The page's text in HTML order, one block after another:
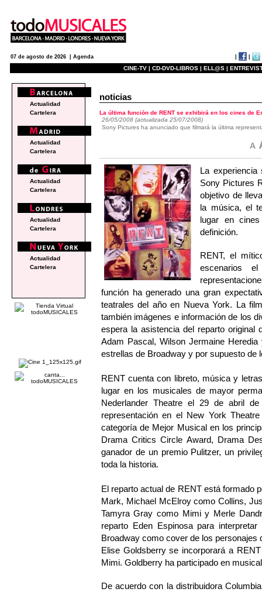
07 de agosto de 2026 | Agenda
CINE-TV | CD-DVD-LIBROS | ELL@S |
noticias
La última función de RENT se exhibirá en los cines de
26/05/2008 (actualizada 25/07/2008)
Sony Pictures ha anunciado que filmará la última
La experiencia
Sony Pictures
objetivo de
la música, el
lugar en
definición.
RENT, el
escenarios
función ha generado una gran
teatrales del año en Nueva York. La
también imágenes e información de los
espera la asistencia del reparto original
Adam Pascal, Wilson Jermaine
estrellas de Broadway y por supuesto
RENT cuenta con libreto, música y
lugar en los musicales de mayor
Nederlander Theatre el 29 de abril
representación en el New York
categoría de Mejor Musical en los
Drama Critics Circle Award, Drama
ganador de un premio Pulitzer, un
toda la historia.
El reparto actual de RENT está formado
Mark, Michael McElroy como Collins,
Tamyra Gray como Mimi y Merle
reparto Eden Espinosa para
Broadway como cover de los personajes
Elise Goldsberry se incorporará a
Mimi. Goldberry ha participado en
De acuerdo con la distribuidora
Actualidad
Cartelera
Actualidad
Cartelera
Actualidad
Cartelera
Actualidad
Cartelera
Actualidad
Cartelera